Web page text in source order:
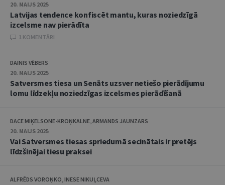
20. MAIJS 2025
Latvijas tendence konfiscēt mantu, kuras noziedzīgā
izcelsme nav pierādīta
1 KOMENTĀRI
DAINIS VĒBERS
20. MAIJS 2025
Satversmes tiesa un Senāts uzsver netiešo pierādījumu
lomu līdzekļu noziedzīgas izcelsmes pierādīšanā
DACE MIĶELSONE-KROŅKALNE, ARMANDS JAUNZARS
20. MAIJS 2025
Vai Satversmes tiesas spriedumā secinātais ir pretējs
līdzšinējai tiesu praksei
ALFRĒDS VOROŅKO, INESE NIKUĻCEVA